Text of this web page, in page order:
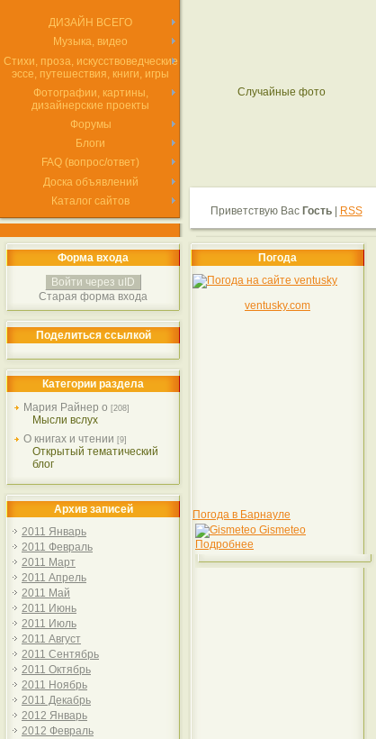
ДИЗАЙН ВСЕГО
Музыка, видео
Стихи, проза, искусствоведческие
эссе, путешествия, книги, игры
Фотографии, картины,
дизайнерские проекты
Форумы
Блоги
FAQ (вопрос/ответ)
Доска объявлений
Каталог сайтов
Случайные фото
Приветствую Вас Гость| RSS
Форма входа
Войти через uID
Старая форма входа
Поделиться ссылкой
Категории раздела
Мария Райнер о [208]
Мысли вслух
О книгах и чтении [9]
Открытый тематический
блог
Архив записей
2011 Январь
2011 Февраль
2011 Март
2011 Апрель
2011 Май
2011 Июнь
2011 Июль
2011 Август
2011 Сентябрь
2011 Октябрь
2011 Ноябрь
2011 Декабрь
2012 Январь
2012 Февраль
Погода
ventusky.com
Погода в Барнауле
Gismeteo
Подробнее